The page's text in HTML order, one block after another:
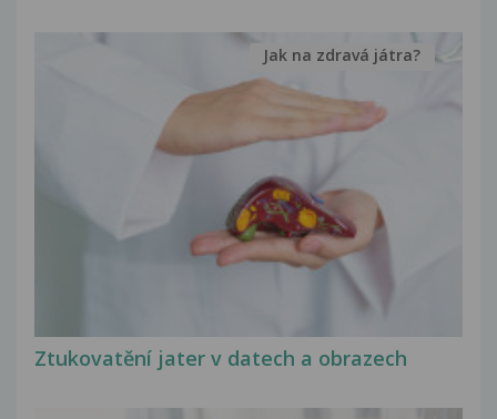
Ztukovatění jater v datech a obrazech
Jak na zdravá játra?